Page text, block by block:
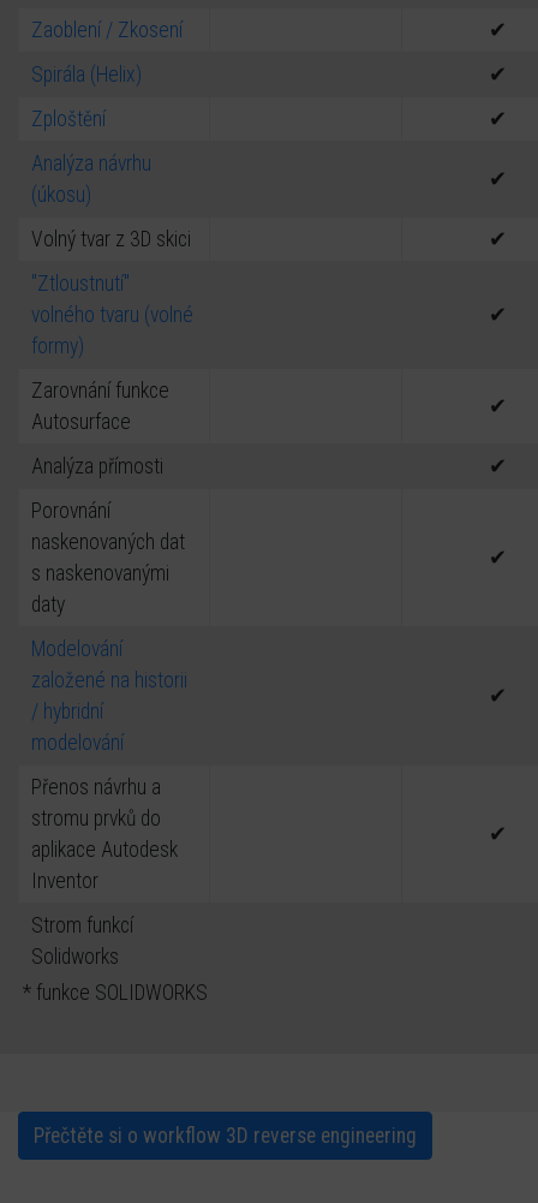
Zaoblení / Zkosení
✔
Spirála (Helix)
✔
Zploštění
✔
Analýza návrhu
(úkosu)
✔
Volný tvar z 3D skici
✔
"Ztloustnutí"
volného tvaru (volné
formy)
✔
Zarovnání funkce
Autosurface
✔
Analýza přímosti
✔
Porovnání
naskenovaných dat
s naskenovanými
daty
✔
Modelování
založené na historii
/ hybridní
modelování
✔
Přenos návrhu a
stromu prvků do
aplikace Autodesk
Inventor
✔
Strom funkcí
Solidworks
* funkce SOLIDWORKS
Přečtěte si o workflow 3D reverse engineering